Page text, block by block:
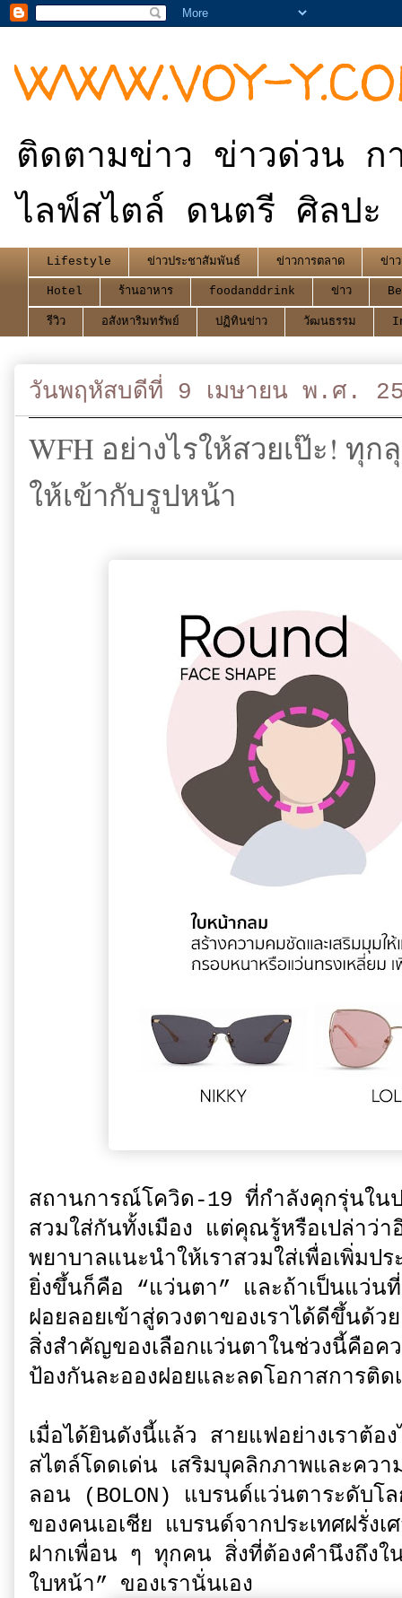
WWW.VOY-
ติดตามข่าว ข่าวด่วน ก
ไลฟ์สไตล์ ดนตรี ศิลปะ
Lifestyle ข่าวประชาสัมพันธ์ ข่าวการตลาด ข่า
Hotel ร้านอาหาร foodanddrink ข่าว
รีวิว อสังหาริมทรัพย์ ปฏิทินข่าว วัฒนธรรม
วันพฤหัสบดีที่ 9 เมษายน พ.ศ.
WFH อย่างไรให้สวยเป๊ะ! ทุ
ให้เข้ากับรูปหน้า
สถานการณ์โควิด-19 ที่กำลังคุกรุ่นใน
สวมใส่กันทั้งเมือง แต่คุณรู้หรือเปล่า
พยาบาลแนะนำให้เราสวมใส่เพื่อเพิ่มป
ยิ่งขึ้นก็คือ “แว่นตา” และถ้าเป็นแว่น
ฝอยลอยเข้าสู่ดวงตาของเราได้ดีขึ้นด้วย
สิ่งสำคัญของเลือกแว่นตาในช่วงนี้คื
ป้องกันละอองฝอยและลดโอกาสการ
เมื่อได้ยินดังนี้แล้ว สายแฟอย่างเราต้
สไตล์โดดเด่น เสริมบุคลิกภาพและคว
ลอน (BOLON) แบรนด์แว่นตาระดับโ
ของคนเอเชีย แบรนด์จากประเทศฝรั่
ฝากเพื่อน ๆ ทุกคน สิ่งที่ต้องคำนึงถึงใ
ใบหน้า” ของเรานั่นเอง